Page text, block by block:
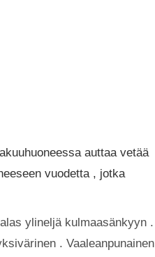
auttaa vetää
vuodetta , jotka
ylineljä kulmaasänkyyn .
. Vaaleanpunainen